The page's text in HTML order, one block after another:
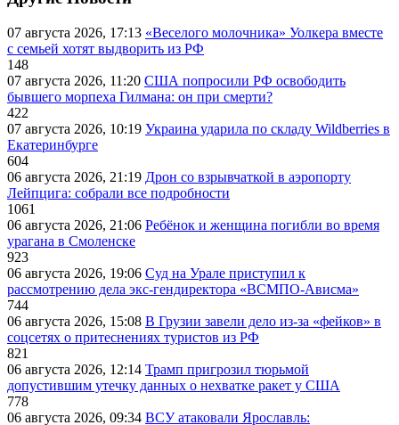
07 августа 2026, 17:13 «Веселого молочника» Уолкера вместе
с семьей хотят выдворить из РФ
148
07 августа 2026, 11:20 США попросили РФ освободить
бывшего морпеха Гилмана: он при смерти?
422
07 августа 2026, 10:19 Украина ударила по складу Wildberries в
Екатеринбурге
604
06 августа 2026, 21:19 Дрон со взрывчаткой в аэропорту
Лейпцига: собрали все подробности
1061
06 августа 2026, 21:06 Ребёнок и женщина погибли во время
урагана в Смоленске
923
06 августа 2026, 19:06 Суд на Урале приступил к
рассмотрению дела экс-гендиректора «ВСМПО-Ависма»
744
06 августа 2026, 15:08 В Грузии завели дело из-за «фейков» в
соцсетях о притеснениях туристов из РФ
821
06 августа 2026, 12:14 Трамп пригрозил тюрьмой
допустившим утечку данных о нехватке ракет у США
778
06 августа 2026, 09:34 ВСУ атаковали Ярославль: